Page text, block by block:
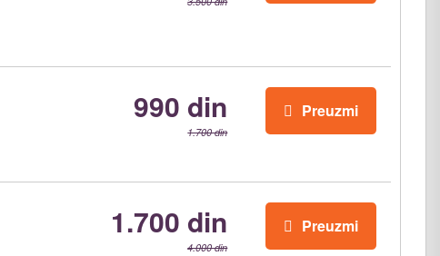
990 din
1.700 din
Preuzmi
1.700 din
4.000 din
Preuzmi